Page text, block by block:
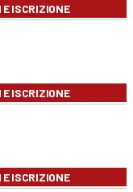
E ISCRIZIONE
E ISCRIZIONE
E ISCRIZIONE